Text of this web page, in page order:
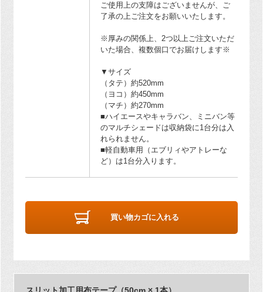
ご使用上の支障はございませんが、ご
了承の上ご注文をお願いいたします。
※厚みの関係上、2つ以上ご注文いただ
いた場合、複数個口でお届けします※
▼サイズ
（タテ）約520mm
（ヨコ）約450mm
（マチ）約270mm
■ハイエースやキャラバン、ミニバン等
のマルチシェードは収納袋に1台分は入
れられません。
■軽自動車用（エブリィやアトレーな
ど）は1台分入ります。
買い物カゴに入れる